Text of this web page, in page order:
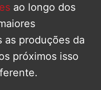
ao longo dos
as produções da
próximos isso